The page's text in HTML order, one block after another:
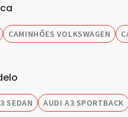
CAMINHÕES VOLKSWAGEN
SEDAN AUDI A3 SPORTBACK